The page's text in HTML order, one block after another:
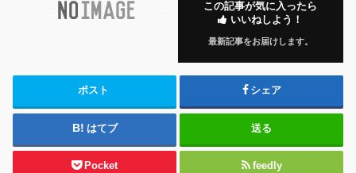
この記事が気に入ったら
いいねしよう！
最新記事をお届けします。
ポスト シェア
はてブ 送る
Pocket feedly